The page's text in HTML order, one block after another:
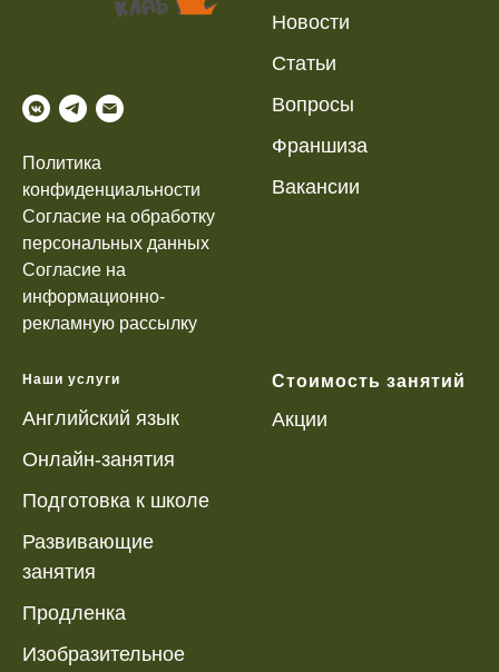
Политика
конфиденциальности
Согласие на обработку
персональных данных
Согласие на
информационно-
рекламную рассылку
Новости
Статьи
Вопросы
Франшиза
Вакансии
Наши услуги
Английский язык
Онлайн-занятия
Подготовка к школе
Развивающие
занятия
Продленка
Изобразительное
Стоимость занятий
Акции